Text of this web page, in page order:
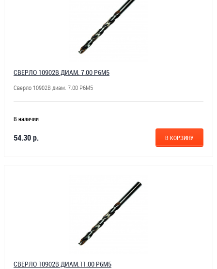
СВЕРЛО 10902В ДИАМ. 7.00 Р6М5
Сверло 10902В диам. 7.00 Р6М5
В наличии
54.30 р. В КОРЗИНУ
СВЕРЛО 10902В ДИАМ.11.00 Р6М5